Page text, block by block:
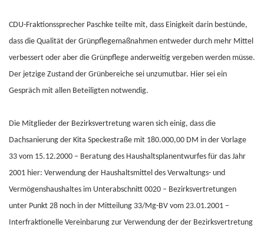
CDU-Fraktionssprecher Paschke teilte mit, dass Einigkeit darin bestünde,
dass die Qualität der Grünpflegemaßnahmen entweder durch mehr Mittel
verbessert oder aber die Grünpflege anderweitig vergeben werden müsse.
Der jetzige Zustand der Grünbereiche sei unzumutbar. Hier sei ein
Gespräch mit allen Beteiligten notwendig.
Die Mitglieder der Bezirksvertretung waren sich einig, dass die
Dachsanierung der Kita Speckestraße mit 180.000,00 DM in der Vorlage
33 vom 15.12.2000 – Beratung des Haushaltsplanentwurfes für das Jahr
2001 hier: Verwendung der Haushaltsmittel des Verwaltungs- und
Vermögenshaushaltes im Unterabschnitt 0020 – Bezirksvertretungen
unter Punkt 28 noch in der Mitteilung 33/Mg-BV vom 23.01.2001 –
Interfraktionelle Vereinbarung zur Verwendung der der Bezirksvertretung